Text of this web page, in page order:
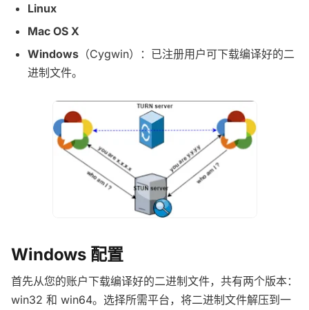
Linux
Mac OS X
Windows （Cygwin）：已注册用户可下载编译好的二
进制文件。
Windows 配置
首先从您的账户下载编译好的二进制文件，共有两个版本：
win32 和 win64。选择所需平台，将二进制文件解压到一